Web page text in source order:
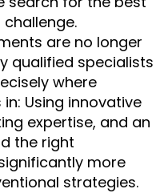
are no longer
qualified specialists
where
Using innovative
expertise, and an
the right
more
strategies.